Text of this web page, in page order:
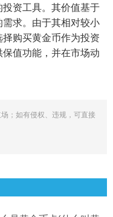
资工具。其价值基于
求。由于其相对较小
购买黄金币作为投资
值功能，并在市场动
；如有侵权、违规，可直接